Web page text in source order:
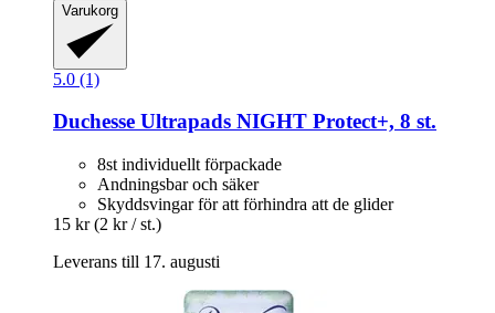
Varukorg
5.0 (1)
Duchesse Ultrapads NIGHT Protect+, 8 st.
8st individuellt förpackade
Andningsbar och säker
Skyddsvingar för att förhindra att de glider
15 kr (2 kr / st.)
Leverans till 17. augusti